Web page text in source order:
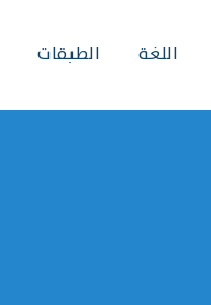
اللغة الطبقات